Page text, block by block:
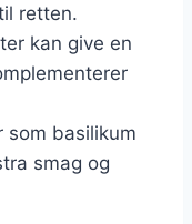
retten.
kan give en
som basilikum
smag og